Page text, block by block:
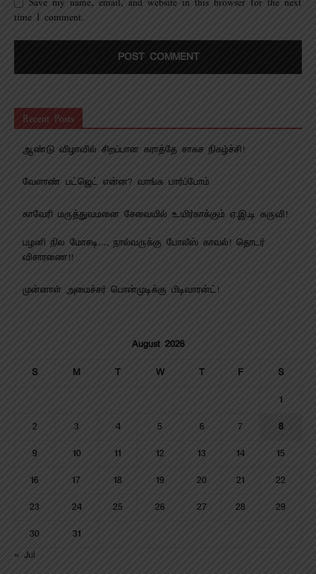
Save my name, email, and website in this browser for the next
time I comment.
Recent Posts
ஆண்டு விழாவில் சிறப்பான கராத்தே சாகச நிகழ்ச்சி!
வேளாண் பட்ஜெட் என்ன? வாங்க பார்ப்போம்
காவேரி மருத்துவமனை சேவையில் உயிர்காக்கும் ஏ.இ.டி கருவி!
பழனி நில மோசடி…. நால்வருக்கு போலீஸ் காவல்! தொடர்
விசாரணை!!
முன்னாள் அமைச்சர் பொன்முடிக்கு பிடிவாரன்ட்!
August 2026
S M T W T F S
1
2 3 4 5 6 7 8
9 10 11 12 13 14 15
16 17 18 19 20 21 22
23 24 25 26 27 28 29
30
31
« Jul